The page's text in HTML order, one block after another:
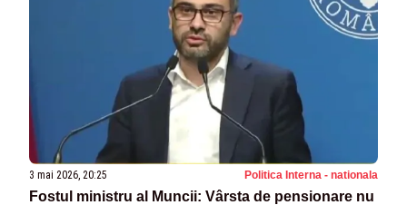
3 mai 2026, 20:25 Politica Interna - nationala
Fostul ministru al Muncii: Vârsta de pensionare nu